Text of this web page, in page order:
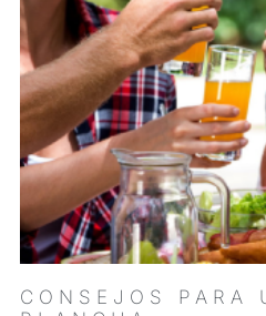
CONSEJOS PARA